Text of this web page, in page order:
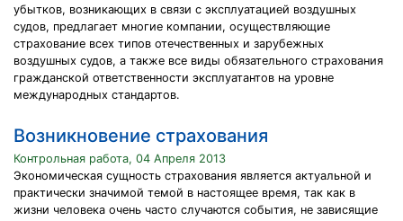
убытков, возникающих в связи с эксплуатацией воздушных
судов, предлагает многие компании, осуществляющие
страхование всех типов отечественных и зарубежных
воздушных судов, а также все виды обязательного страхования
гражданской ответственности эксплуатантов на уровне
международных стандартов.
Возникновение страхования
Контрольная работа, 04 Апреля 2013
Экономическая сущность страхования является актуальной и
практически значимой темой в настоящее время, так как в
жизни человека очень часто случаются события, не зависящие